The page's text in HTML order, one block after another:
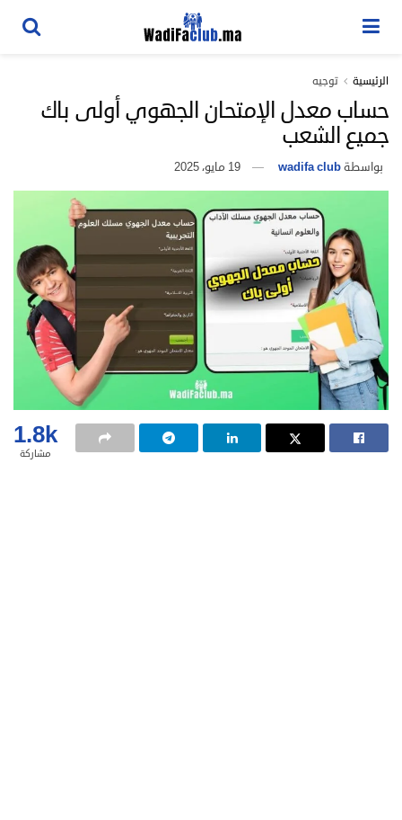
الرئيسية توجيه
حساب معدل الإمتحان الجهوي أولى باك
جميع الشعب
بواسطةwadifa club 19 مايو، 2025
1.8k
مشاركة